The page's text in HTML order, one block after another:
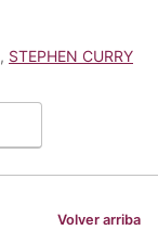
, STEPHEN CURRY
Volver arriba